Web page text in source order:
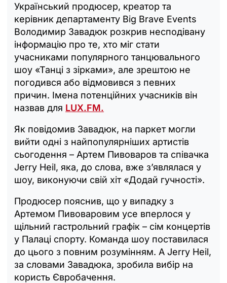
Український продюсер, креатор та
керівник департаменту Big Brave Events
Володимир Завадюк розкрив несподівану
інформацію про те, хто міг стати
учасниками популярного танцювального
шоу «Танці з зірками», але зрештою не
погодився або відмовився з певних
причин. Імена потенційних учасників він
назвав для LUX.FM.
Як повідомив Завадюк, на паркет могли
вийти одні з найпопулярніших артистів
сьогодення – Артем Пивоваров та співачка
Jerry Heil, яка, до слова, вже з’являлася у
шоу, виконуючи свій хіт «Додай гучності».
Продюсер пояснив, що у випадку з
Артемом Пивоваровим усе вперлося у
щільний гастрольний графік – сім концертів
у Палаці спорту. Команда шоу поставилася
до цього з повним розумінням. А Jerry Heil,
за словами Завадюка, зробила вибір на
користь Євробачення.